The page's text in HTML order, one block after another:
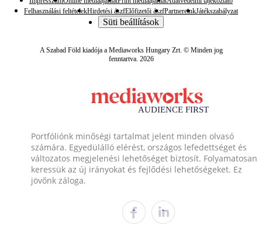
Felhasználási feltételekHirdetési ászfElőfizetői ászfPartnereinkJátékszabályzat
Süti beállítások
A Szabad Föld kiadója a Mediaworks Hungary Zrt. © Minden jog
fenntartva. 2026
Portfóliónk minőségi tartalmat jelent minden olvasó
számára. Egyedülálló elérést, országos lefedettséget és
változatos megjelenési lehetőséget biztosít. Folyamatosan
keressük az új irányokat és fejlődési lehetőségeket. Ez
jövőnk záloga.